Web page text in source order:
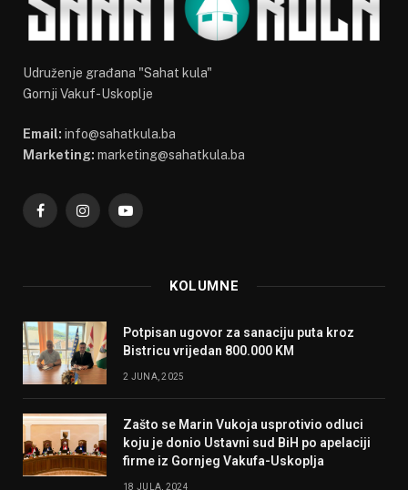
Udruženje građana "Sahat kula"
Gornji Vakuf-Uskoplje
Email: info@sahatkula.ba
Marketing: marketing@sahatkula.ba
FacebookInstagramYouTube
KOLUMNE
Potpisan ugovor za sanaciju puta kroz
Bistricu vrijedan 800.000 KM
2 JUNA, 2025
Zašto se Marin Vukoja usprotivio odluci
koju je donio Ustavni sud BiH po apelaciji
firme iz Gornjeg Vakufa-Uskoplja
18 JULA, 2024